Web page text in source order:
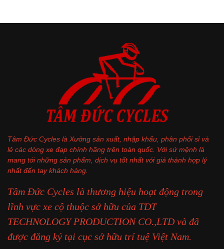
Tâm Đức Cycles là Xưởng sản xuất, nhập khẩu, phân phối sỉ và
lẻ các dòng xe đạp chính hãng trên toàn quốc. Với sứ mệnh là
mang tới những sản phẩm, dịch vụ tốt nhất với giá thành hợp lý
nhất đến tay khách hàng.
Tâm Đức Cycles là thương hiệu hoạt động trong
lĩnh vực xe cộ thuộc sở hữu của TDT
TECHNOLOGY PRODUCTION CO.,LTD và đã
được đăng ký tại cục sở hữu trí tuệ Việt Nam.